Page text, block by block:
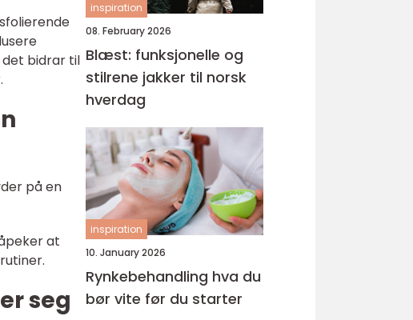
det bidrar til
på en
at
seg
inspiration
08. February 2026
Blæst: funksjonelle og
stilrene jakker til norsk
hverdag
inspiration
10. January 2026
Rynkebehandling hva du
bør vite før du starter